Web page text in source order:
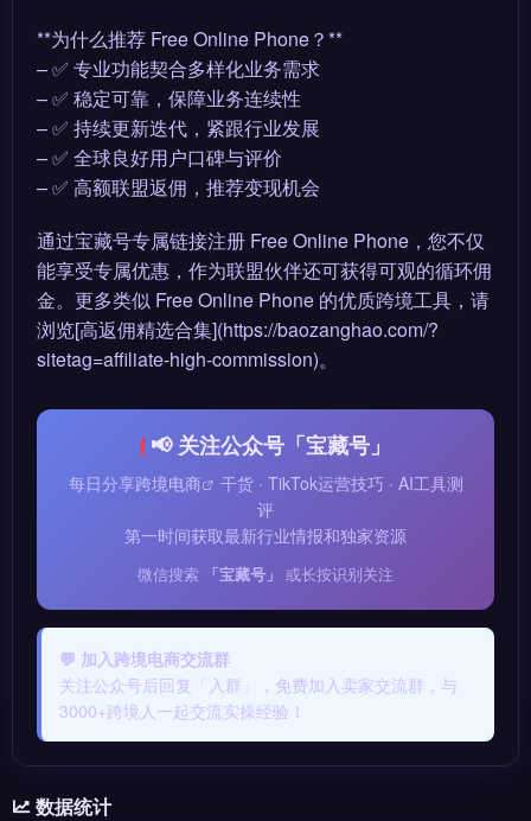
**为什么推荐 Free Online Phone？**
– ✅ 专业功能契合多样化业务需求
– ✅ 稳定可靠，保障业务连续性
– ✅ 持续更新迭代，紧跟行业发展
– ✅ 全球良好用户口碑与评价
– ✅ 高额联盟返佣，推荐变现机会
通过宝藏号专属链接注册 Free Online Phone，您不仅
能享受专属优惠，作为联盟伙伴还可获得可观的循环佣
金。更多类似 Free Online Phone 的优质跨境工具，请
浏览[高返佣精选合集](https://baozanghao.com/?
sitetag=affiliate-high-commission)。
📢 关注公众号「宝藏号」
每日分享跨境电商
干货 · TikTok运营技巧 · AI工具测
评
第一时间获取最新行业情报和独家资源
微信搜索 「宝藏号」 或长按识别关注
💬 加入跨境电商交流群
关注公众号后回复「入群」，免费加入卖家交流群，与
3000+跨境人一起交流实操经验！
数据统计